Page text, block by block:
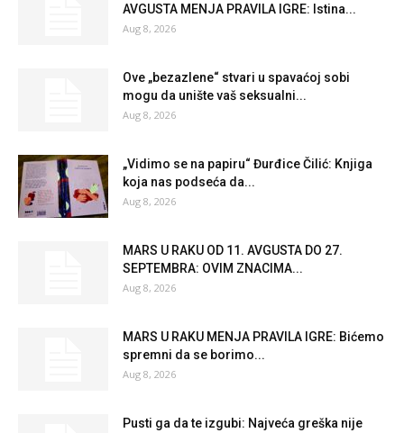
AVGUSTA MENJA PRAVILA IGRE: Istina...
Aug 8, 2026
Ove „bezazlene“ stvari u spavaćoj sobi
mogu da unište vaš seksualni...
Aug 8, 2026
„Vidimo se na papiru“ Đurđice Čilić: Knjiga
koja nas podseća da...
Aug 8, 2026
MARS U RAKU OD 11. AVGUSTA DO 27.
SEPTEMBRA: OVIM ZNACIMA...
Aug 8, 2026
MARS U RAKU MENJA PRAVILA IGRE: Bićemo
spremni da se borimo...
Aug 8, 2026
Pusti ga da te izgubi: Najveća greška nije